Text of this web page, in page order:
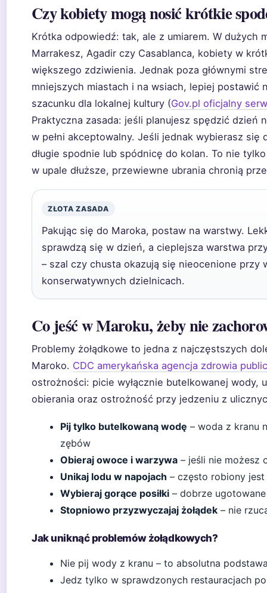
Czy kobiety mogą nosić krótkie
Krótka odpowiedź: tak, ale z umiarem. W dużych
Marrakesz, Agadir czy Casablanca, kobiety w
większego zdziwienia. Jednak poza głównymi
mniejszych miastach i na wsiach, lepiej postawić
szacunku dla lokalnej kultury (Gov.pl oficjalny
Praktyczna zasada: jeśli planujesz spędzić dzień
w pełni akceptowalny. Jeśli jednak wybierasz się
długie spodnie lub spódnicę do kolan. To nie
w upale dłuższe, przewiewne ubrania chronią
ZŁOTA ZASADA
Pakując się do Maroka, postaw na warstwy.
sprawdzą się w dzień, a cieplejsza warstwa
– szal czy chusta okazują się nieocenione przy
konserwatywnych dzielnicach.
Co jeść w Maroku, żeby nie
Problemy żołądkowe to jedna z najczęstszych
Maroko. CDC amerykańska agencja zdrowia
ostrożności: picie wyłącznie butelkowanej wody,
obierania oraz ostrożność przy jedzeniu z
Pij tylko butelkowaną wodę – woda z kranu
zębów
Obieraj owoce i warzywa – jeśli nie możesz
Unikaj lodu w napojach – często robiony
Wybieraj gorące posiłki – dobrze
Stopniowo przyzwyczajaj żołądek – nie
Jak uniknąć problemów żołądkowych?
Nie pij wody z kranu – to absolutna
Jedz tylko w sprawdzonych restauracjach